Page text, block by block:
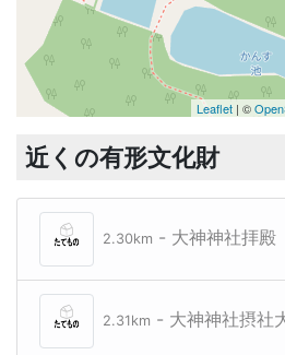
Leaflet | ©
近くの有形文化財
2.30km - 大神神社拝殿
2.31km - 大神神社摂社